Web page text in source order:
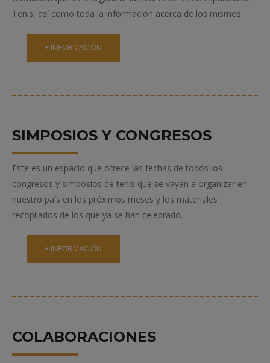
Tenis, así como toda la información acerca de los mismos.
+ INFORMACIÓN
SIMPOSIOS Y CONGRESOS
Este es un espacio que ofrece las fechas de todos los
congresos y simposios de tenis que se vayan a organizar en
nuestro país en los próximos meses y los materiales
recopilados de los que ya se han celebrado.
+ INFORMACIÓN
COLABORACIONES